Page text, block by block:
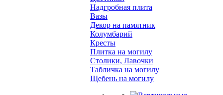
Надгробная плита
Вазы
Декор на памятник
Колумбарий
Кресты
Плитка на могилу
Столики, Лавочки
Табличка на могилу
Щебень на могилу